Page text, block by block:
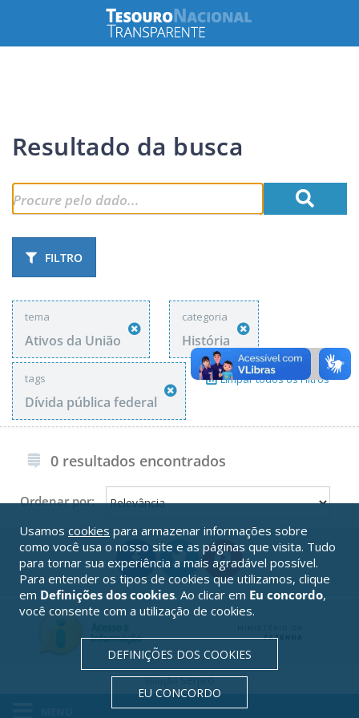
Resultado da busca
FILTRO
tema
Ativos da União
categoria
História
tags
Dívida pública federal
Limpar todos os Filtros
0 resultados encontrados
Ordenar por:
SoluçãoSerpro
Usamos cookies para armazenar informações sobre
como você usa o nosso site e as páginas que visita. Tudo
para tornar sua experiência a mais agradável possível.
Para entender os tipos de cookies que utilizamos, clique
em Definições dos cookies. Ao clicar em Eu concordo,
você consente com a utilização de cookies.
DEFINIÇÕES DOS COOKIES
EU CONCORDO